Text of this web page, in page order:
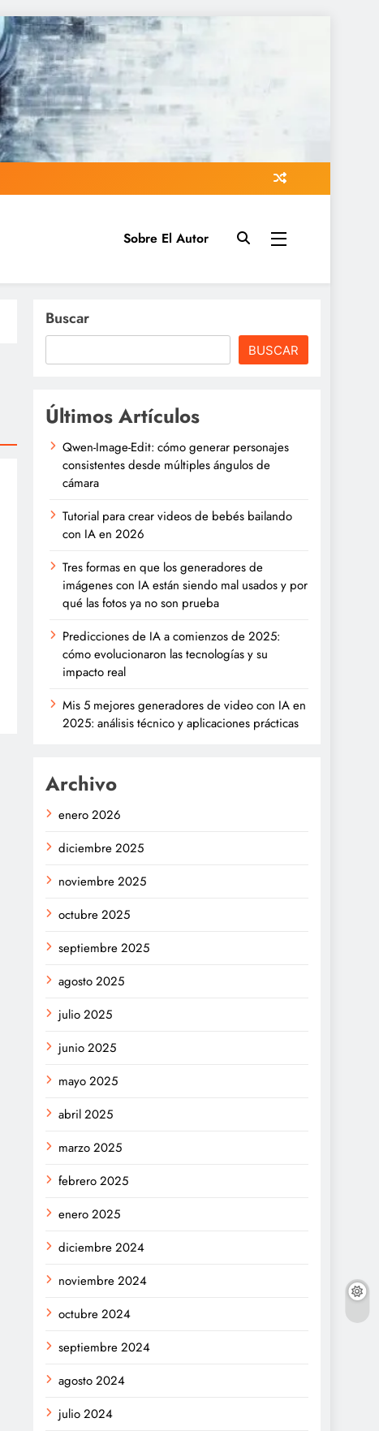
Sobre El Autor
Buscar
BUSCAR
Últimos Artículos
Qwen-Image-Edit: cómo generar personajes
consistentes desde múltiples ángulos de
cámara
Tutorial para crear videos de bebés bailando
con IA en 2026
Tres formas en que los generadores de
imágenes con IA están siendo mal usados y por
qué las fotos ya no son prueba
Predicciones de IA a comienzos de 2025:
cómo evolucionaron las tecnologías y su
impacto real
Mis 5 mejores generadores de video con IA en
2025: análisis técnico y aplicaciones prácticas
Archivo
enero 2026
diciembre 2025
noviembre 2025
octubre 2025
septiembre 2025
agosto 2025
julio 2025
junio 2025
mayo 2025
abril 2025
marzo 2025
febrero 2025
enero 2025
diciembre 2024
noviembre 2024
octubre 2024
septiembre 2024
agosto 2024
julio 2024